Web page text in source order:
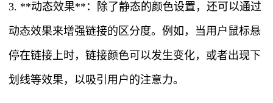
3. **动态效果**：除了静态的颜色设置，还可以通过
动态效果来增强链接的区分度。例如，当用户鼠标悬
停在链接上时，链接颜色可以发生变化，或者出现下
划线等效果，以吸引用户的注意力。